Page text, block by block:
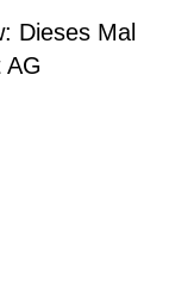
Dieses Mal
AG